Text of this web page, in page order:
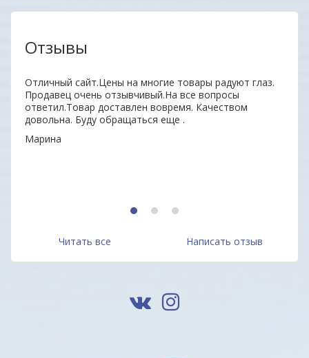
Отзывы
Отличный сайт.Цены на многие товары радуют глаз.
Продавец очень отзывчивый.На все вопросы
ответил.Товар доставлен вовремя. Качеством
довольна. Буду обращаться еще .
Марина
1 2 3
Читать все Написать отзыв